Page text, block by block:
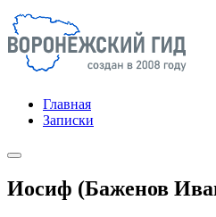
Главная
Записки
Иосиф (Баженов